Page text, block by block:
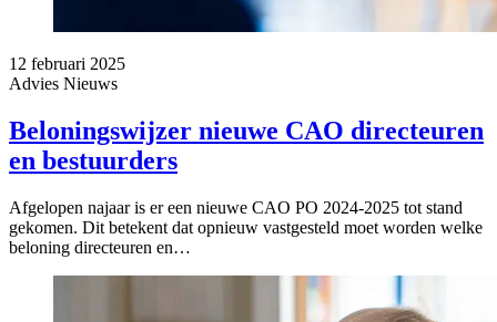
12 februari 2025
Advies Nieuws
Beloningswijzer nieuwe CAO directeuren
en bestuurders
Afgelopen najaar is er een nieuwe CAO PO 2024-2025 tot stand
gekomen. Dit betekent dat opnieuw vastgesteld moet worden welke
beloning directeuren en…